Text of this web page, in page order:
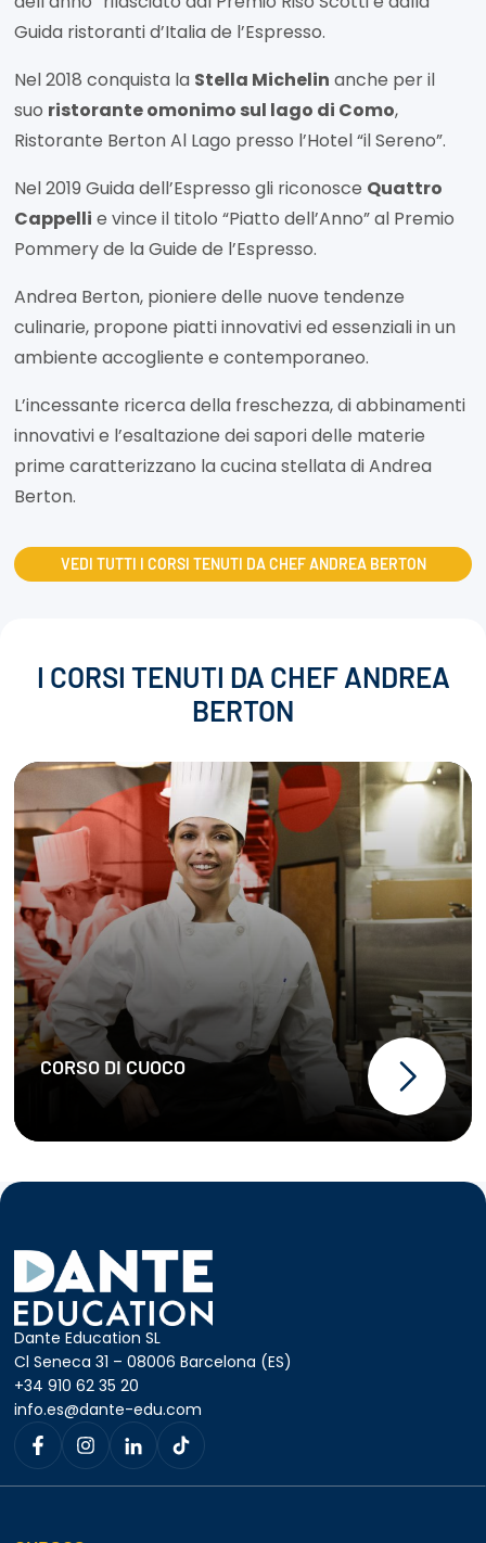
Guida ristoranti d’Italia de l’Espresso.
Nel 2018 conquista la Stella Michelin anche per il
suo ristorante omonimo sul lago di Como,
Ristorante Berton Al Lago presso l’Hotel “il Sereno”.
Nel 2019 Guida dell’Espresso gli riconosce Quattro
Cappelli e vince il titolo “Piatto dell’Anno” al Premio
Pommery de la Guide de l’Espresso.
Andrea Berton, pioniere delle nuove tendenze
culinarie, propone piatti innovativi ed essenziali in un
ambiente accogliente e contemporaneo.
L’incessante ricerca della freschezza, di abbinamenti
innovativi e l’esaltazione dei sapori delle materie
prime caratterizzano la cucina stellata di Andrea
Berton.
VEDI TUTTI I CORSI TENUTI DA CHEF ANDREA BERTON
I CORSI TENUTI DA CHEF ANDREA
BERTON
CORSO DI CUOCO
Dante Education SL
Cl Seneca 31 – 08006 Barcelona (ES)
+34 910 62 35 20
info.es@dante-edu.com